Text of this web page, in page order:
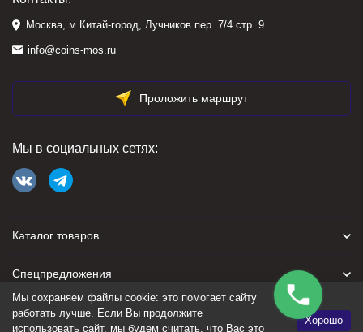
Москва, м.Китай-город, Лучников пер. 7/4 стр. 9
info@coins-mos.ru
Проложить маршрут
Мы в социальных сетях:
Каталог товаров
Спецпредложения
Для покупателя
Мы сохраняем файлы cookie: это помогает сайту
работать лучше. Если Вы продолжите
использовать сайт, мы будем считать, что Вас это
Хорошо